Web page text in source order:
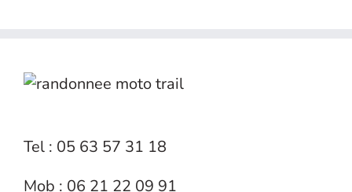
Tel : 05 63 57 31 18
Mob : 06 21 22 09 91